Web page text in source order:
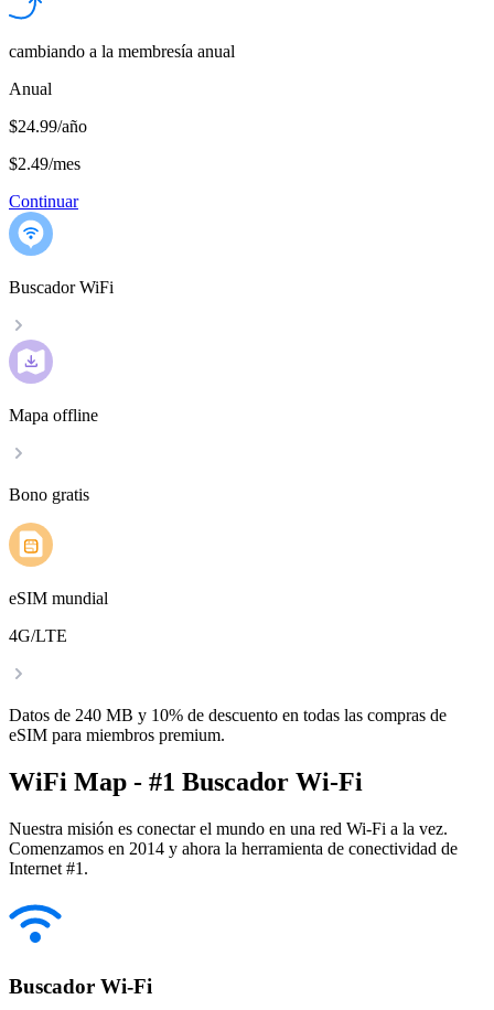
cambiando a la membresía anual
Anual
$24.99/año
$2.49/mes
Continuar
Buscador WiFi
Mapa offline
Bono gratis
eSIM mundial
4G/LTE
Datos de 240 MB y 10% de descuento en todas las compras de
eSIM para miembros premium.
WiFi Map - #1 Buscador Wi-Fi
Nuestra misión es conectar el mundo en una red Wi-Fi a la vez.
Comenzamos en 2014 y ahora la herramienta de conectividad de
Internet #1.
Buscador Wi-Fi